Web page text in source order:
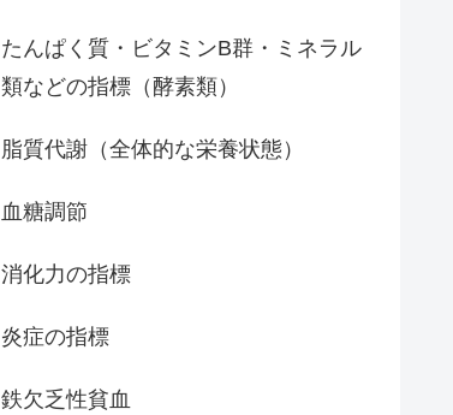
たんぱく質・ビタミンB群・ミネラル
類などの指標（酵素類）
脂質代謝（全体的な栄養状態）
血糖調節
消化力の指標
炎症の指標
鉄欠乏性貧血